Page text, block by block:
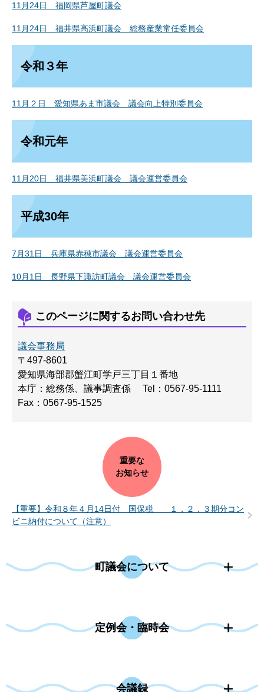
11月24日 福岡県芦屋町議会
11月24日 福井県高浜町議会 総務産業常任委員会
令和３年
11月２日 愛知県あま市議会 議会向上特別委員会
令和元年
11月20日 福井県美浜町議会 議会運営委員会
平成30年
7月31日 兵庫県赤穂市議会 議会運営委員会
10月1日 長野県下諏訪町議会 議会運営委員会
このページに関するお問い合わせ先
議会事務局
〒497-8601
愛知県海部郡蟹江町学戸三丁目１番地
本庁：総務係、議事調査係
Tel：0567-95-1111
Fax：0567-95-1525
重要な
お知らせ
【重要】令和８年４月14日付 国保税 １，２，３期分コン
ビニ納付について（注意）
町議会について
定例会・臨時会
会議録